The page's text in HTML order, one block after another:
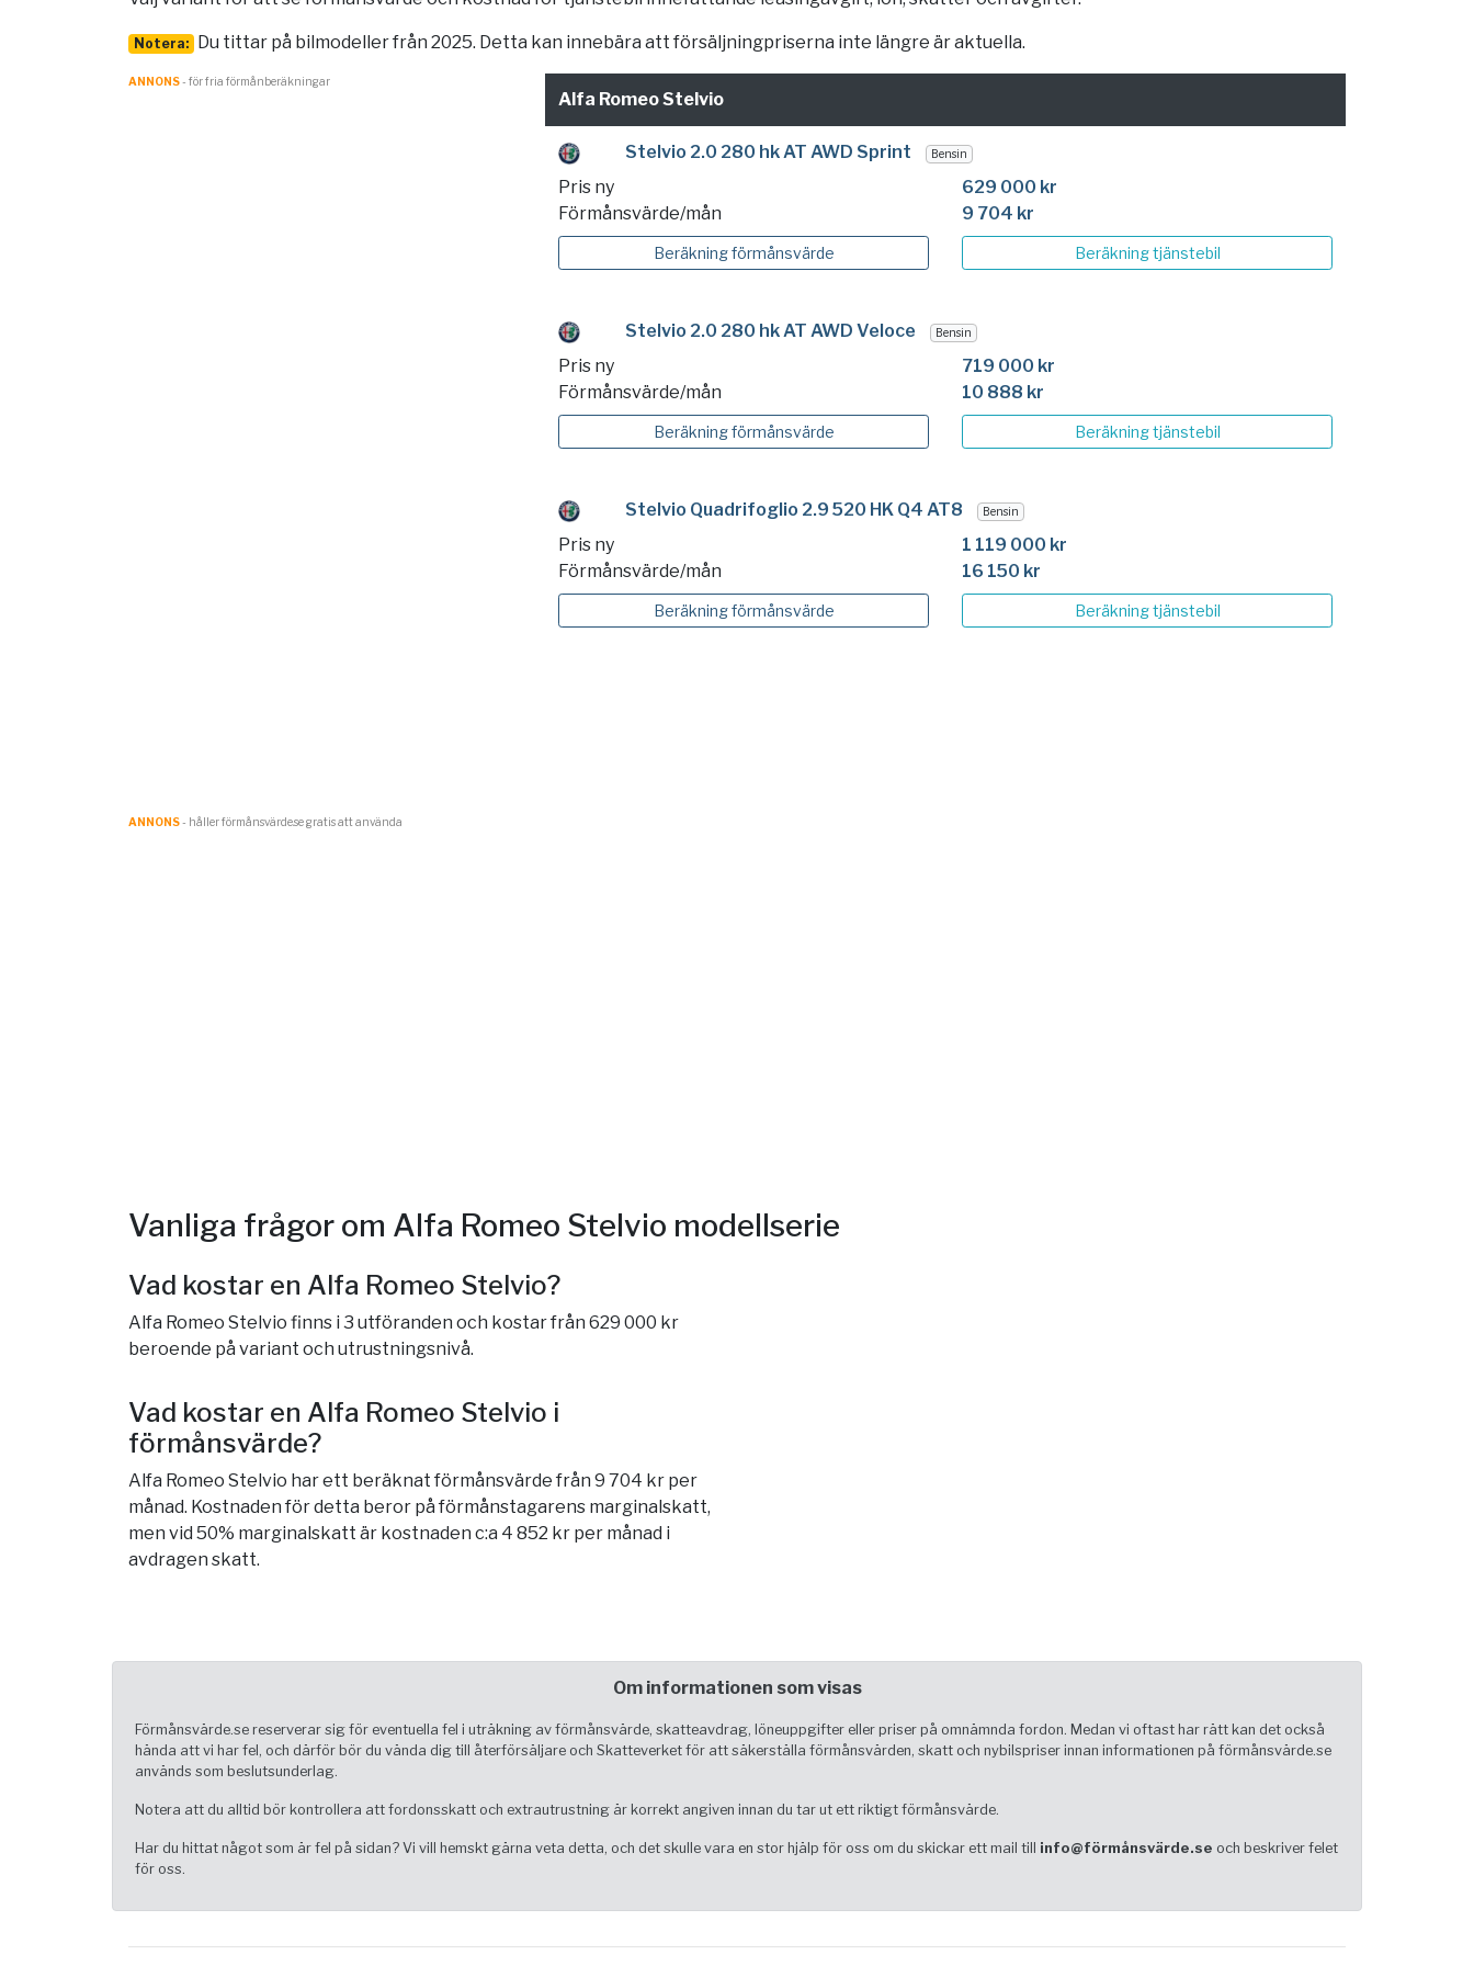
Notera: Du tittar på bilmodeller från 2025. Detta kan innebära att försäljningpriserna inte längre är aktuella.
ANNONS- för fria förmånberäkningar
Alfa Romeo Stelvio
Stelvio 2.0 280 hk AT AWD Sprint Bensin
Pris ny
629 000 kr
Förmånsvärde/mån
9 704 kr
Beräkningförmånsvärde Beräkningtjänstebil
Stelvio 2.0 280 hk AT AWD Veloce Bensin
Pris ny
719 000 kr
Förmånsvärde/mån
10 888 kr
Beräkningförmånsvärde Beräkningtjänstebil
Stelvio Quadrifoglio 2.9 520 HK Q4 AT8 Bensin
Pris ny
1 119 000 kr
Förmånsvärde/mån
16 150 kr
Beräkningförmånsvärde Beräkningtjänstebil
ANNONS- håller förmånsvärde.se gratis att använda
Vanliga frågor om Alfa Romeo Stelvio modellserie
Vad kostar en Alfa Romeo Stelvio?
Alfa Romeo Stelvio finns i 3 utföranden och kostar från 629 000 kr
beroende på variant och utrustningsnivå.
Vad kostar en Alfa Romeo Stelvio i
förmånsvärde?
Alfa Romeo Stelvio har ett beräknat förmånsvärde från 9 704 kr per
månad. Kostnaden för detta beror på förmånstagarens marginalskatt,
men vid 50% marginalskatt är kostnaden c:a 4 852 kr per månad i
avdragen skatt.
Om informationen som visas
Förmånsvärde.se reserverar sig för eventuella fel i uträkning av förmånsvärde, skatteavdrag, löneuppgifter eller priser på omnämnda fordon. Medan vi oftast har rätt kan det också
hända att vi har fel, och därför bör du vända dig till återförsäljare och Skatteverket för att säkerställa förmånsvärden, skatt och nybilspriser innan informationen på förmånsvärde.se
används som beslutsunderlag.
Notera att du alltid bör kontrollera att fordonsskatt och extrautrustning är korrekt angiven innan du tar ut ett riktigt förmånsvärde.
Har du hittat något som är fel på sidan? Vi vill hemskt gärna veta detta, och det skulle vara en stor hjälp för oss om du skickar ett mail till info@förmånsvärde.se och beskriver felet
för oss.